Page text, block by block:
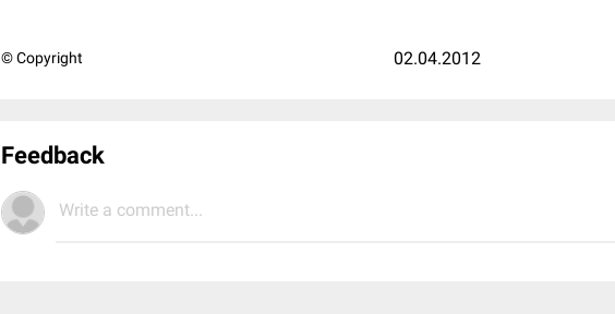
© Copyright 02.04.2012
Feedback
Write a comment...